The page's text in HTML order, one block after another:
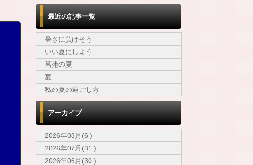
最近の記事一覧
暑さに負けそう
いい夏にしよう
菖蒲の夏
夏
私の夏の過ごし方
アーカイブ
2026年08月(6 )
2026年07月(31 )
2026年06月(30 )